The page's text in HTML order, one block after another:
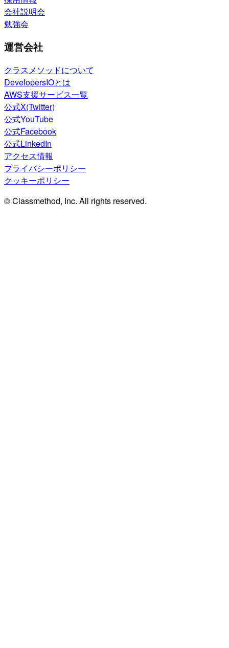
会社説明会
勉強会
運営会社
クラスメソッドについて
DevelopersIOとは
AWS支援サービス一覧
公式X(Twitter)
公式YouTube
公式Facebook
公式LinkedIn
アクセス情報
プライバシーポリシー
クッキーポリシー
© Classmethod, Inc. All rights reserved.